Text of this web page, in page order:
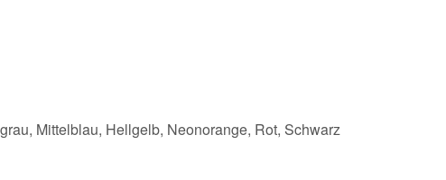
Mittelblau, Hellgelb, Neonorange, Rot, Schwarz